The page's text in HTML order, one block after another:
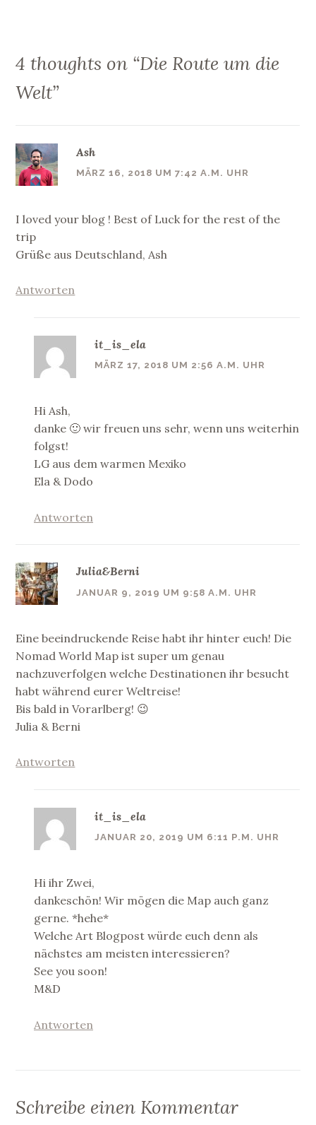
4 thoughts on “Die Route um die
Welt”
Ash
MÄRZ 16, 2018 UM 7:42 A.M. UHR
I loved your blog ! Best of Luck for the rest of the
trip
Grüße aus Deutschland, Ash
Antworten
it_is_ela
MÄRZ 17, 2018 UM 2:56 A.M. UHR
Hi Ash,
danke 🙂 wir freuen uns sehr, wenn uns weiterhin
folgst!
LG aus dem warmen Mexiko
Ela & Dodo
Antworten
Julia&Berni
JANUAR 9, 2019 UM 9:58 A.M. UHR
Eine beeindruckende Reise habt ihr hinter euch! Die
Nomad World Map ist super um genau
nachzuverfolgen welche Destinationen ihr besucht
habt während eurer Weltreise!
Bis bald in Vorarlberg! 😉
Julia & Berni
Antworten
it_is_ela
JANUAR 20, 2019 UM 6:11 P.M. UHR
Hi ihr Zwei,
dankeschön! Wir mögen die Map auch ganz
gerne. *hehe*
Welche Art Blogpost würde euch denn als
nächstes am meisten interessieren?
See you soon!
M&D
Antworten
Schreibe einen Kommentar